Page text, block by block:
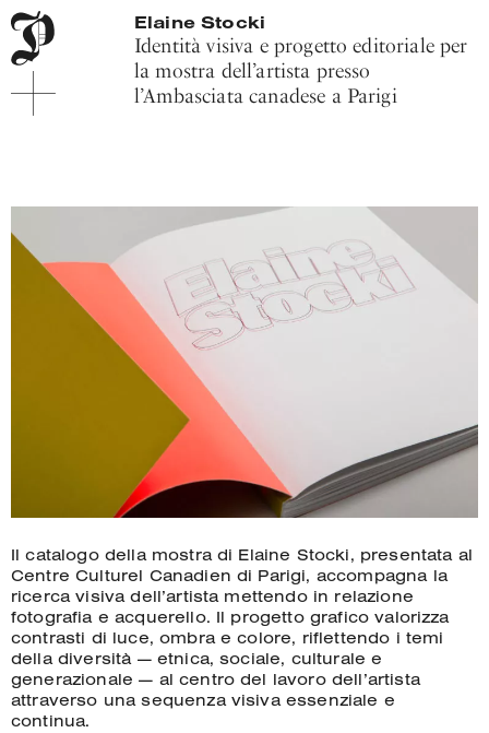
Menu
di
navigazione
principale
Contenuto
principale
Pitis
Associati
Elaine Stocki
Identità visiva e progetto editoriale per
la mostra dell’artista presso
l’Ambasciata canadese a Parigi
al
progetto
Il catalogo della mostra di Elaine Stocki, presentata al
Centre Culturel Canadien di Parigi, accompagna la
ricerca visiva dell’artista mettendo in relazione
fotografia e acquerello. Il progetto grafico valorizza
contrasti di luce, ombra e colore, riflettendo i temi
della diversità — etnica, sociale, culturale e
generazionale — al centro del lavoro dell’artista
attraverso una sequenza visiva essenziale e
continua.